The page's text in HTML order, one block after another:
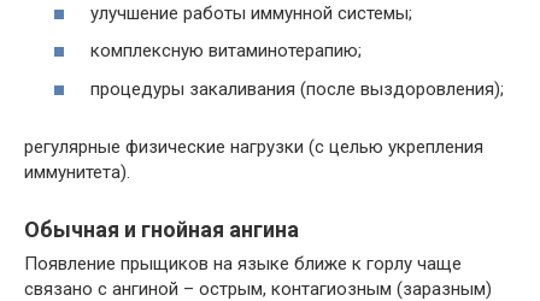
улучшение работы иммунной системы;
комплексную витаминотерапию;
процедуры закаливания (после выздоровления);
регулярные физические нагрузки (с целью укрепления
иммунитета).
Обычная и гнойная ангина
Появление прыщиков на языке ближе к горлу чаще
связано с ангиной – острым, контагиозным (заразным)